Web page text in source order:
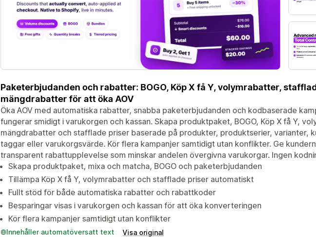
Paketerbjudanden och rabatter: BOGO, Köp X få Y, volymrabatter,
mängdrabatter för att öka AOV
Öka AOV med automatiska rabatter, snabba paketerbjudanden och kodbaserade
fungerar smidigt i varukorgen och kassan. Skapa produktpaket, BOGO, Köp X få Y,
mängdrabatter och stafflade priser baserade på produkter, produktserier, varianter,
taggar eller varukorgsvärde. Kör flera kampanjer samtidigt utan konflikter. Ge
transparent rabattupplevelse som minskar andelen övergivna varukorgar. Ingen
Skapa produktpaket, mixa och matcha, BOGO och paketerbjudanden
Tillämpa Köp X få Y, volymrabatter och stafflade priser automatiskt
Fullt stöd för både automatiska rabatter och rabattkoder
Besparingar visas i varukorgen och kassan för att öka konverteringen
Kör flera kampanjer samtidigt utan konflikter
Innehåller automatöversatt text Visa original